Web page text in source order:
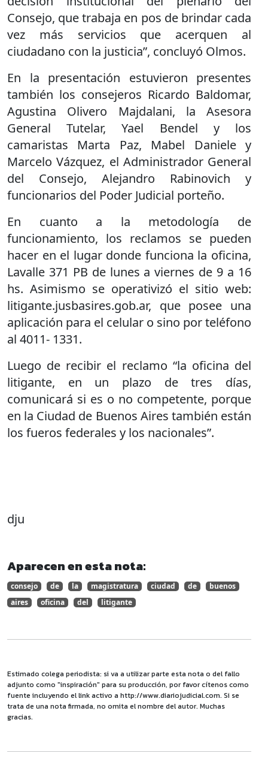
Consejo, que trabaja en pos de brindar cada
vez más servicios que acerquen al
ciudadano con la justicia”, concluyó Olmos.
En la presentación estuvieron presentes
también los consejeros Ricardo Baldomar,
Agustina Olivero Majdalani, la Asesora
General Tutelar, Yael Bendel y los
camaristas Marta Paz, Mabel Daniele y
Marcelo Vázquez, el Administrador General
del Consejo, Alejandro Rabinovich y
funcionarios del Poder Judicial porteño.
En cuanto a la metodología de
funcionamiento, los reclamos se pueden
hacer en el lugar donde funciona la oficina,
Lavalle 371 PB de lunes a viernes de 9 a 16
hs. Asimismo se operativizó el sitio web:
litigante.jusbasires.gob.ar, que posee una
aplicación para el celular o sino por teléfono
al 4011- 1331.
Luego de recibir el reclamo “la oficina del
litigante, en un plazo de tres días,
comunicará si es o no competente, porque
en la Ciudad de Buenos Aires también están
los fueros federales y los nacionales”.
dju
Aparecen en esta nota:
consejo de la magistratura ciudad de
buenos
aires
oficina del litigante
Estimado colega periodista: si va a utilizar parte esta nota o del fallo
adjunto como "inspiración" para su producción, por favor cítenos como
fuente incluyendo el link activo a http://www.diariojudicial.com. Si se
trata de una nota firmada, no omita el nombre del autor. Muchas
gracias.